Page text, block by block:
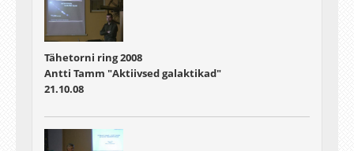
Tähetorni ring 2008
Antti Tamm "Aktiivsed galaktikad"
21.10.08